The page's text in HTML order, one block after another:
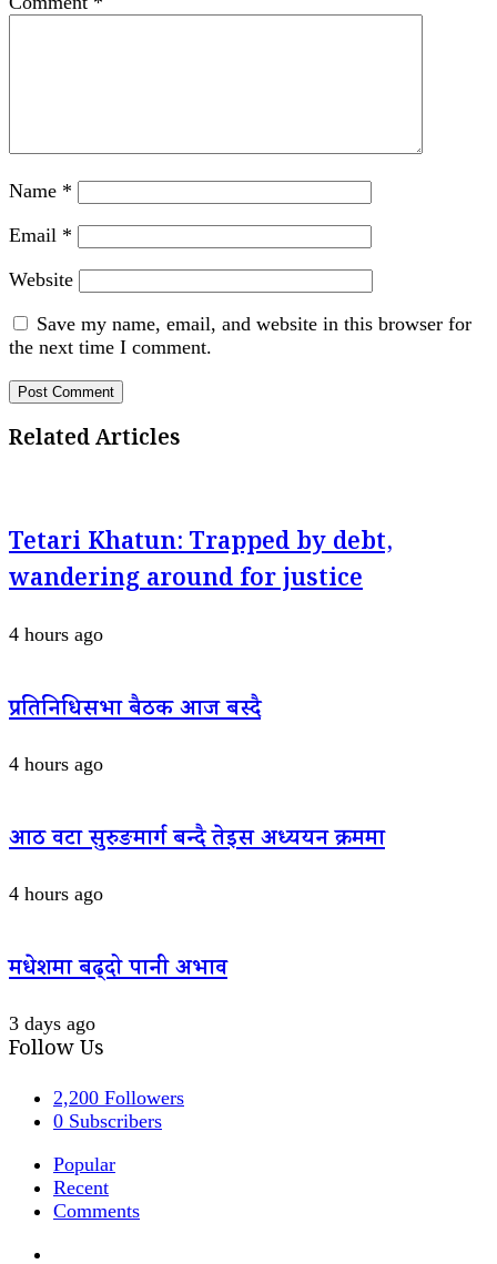
Name *
Email *
Website
Save my name, email, and website in this browser for
the next time I comment.
Related Articles
Tetari Khatun: Trapped by debt,
wandering around for justice
4 hours ago
प्रतिनिधिसभा बैठक आज बस्दै
4 hours ago
आठ वटा सुरुङमार्ग बन्दै तेइस अध्ययन क्रममा
4 hours ago
मधेशमा बढ्दो पानी अभाव
3 days ago
Follow Us
2,200 Followers
0 Subscribers
Popular
Recent
Comments